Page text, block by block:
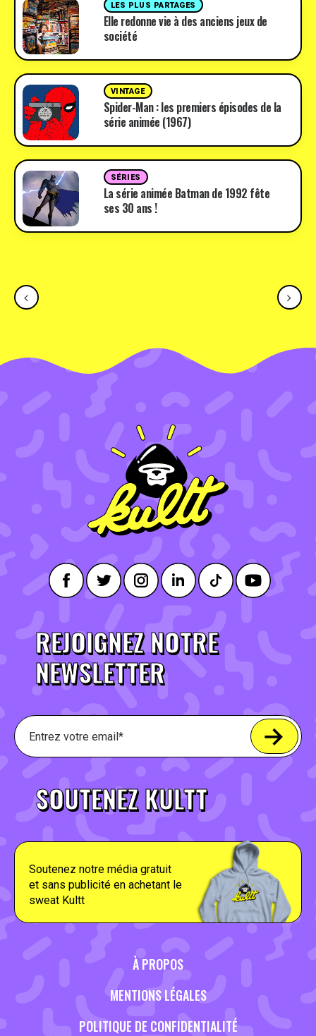
LES PLUS PARTAGES
Elle redonne vie à des anciens jeux de
société
VINTAGE
Spider-Man : les premiers épisodes de la
série animée (1967)
SÉRIES
La série animée Batman de 1992 fête
ses 30 ans !
REJOIGNEZ NOTRE
NEWSLETTER
SOUTENEZ KULTT
Soutenez notre média gratuit
et sans publicité en achetant le
sweat Kultt
À PROPOS
MENTIONS LÉGALES
POLITIQUE DE CONFIDENTIALITÉ